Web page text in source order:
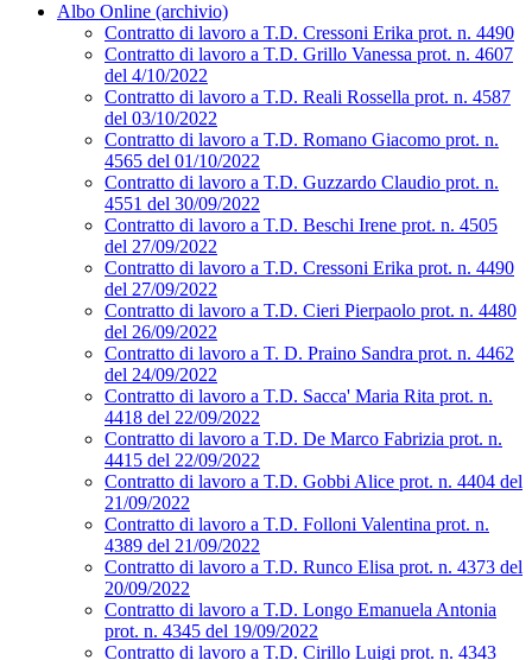
Albo Online (archivio)
Contratto di lavoro a T.D. Cressoni Erika prot. n. 4490
Contratto di lavoro a T.D. Grillo Vanessa prot. n. 4607
del 4/10/2022
Contratto di lavoro a T.D. Reali Rossella prot. n. 4587
del 03/10/2022
Contratto di lavoro a T.D. Romano Giacomo prot. n.
4565 del 01/10/2022
Contratto di lavoro a T.D. Guzzardo Claudio prot. n.
4551 del 30/09/2022
Contratto di lavoro a T.D. Beschi Irene prot. n. 4505
del 27/09/2022
Contratto di lavoro a T.D. Cressoni Erika prot. n. 4490
del 27/09/2022
Contratto di lavoro a T.D. Cieri Pierpaolo prot. n. 4480
del 26/09/2022
Contratto di lavoro a T. D. Praino Sandra prot. n. 4462
del 24/09/2022
Contratto di lavoro a T.D. Sacca' Maria Rita prot. n.
4418 del 22/09/2022
Contratto di lavoro a T.D. De Marco Fabrizia prot. n.
4415 del 22/09/2022
Contratto di lavoro a T.D. Gobbi Alice prot. n. 4404 del
21/09/2022
Contratto di lavoro a T.D. Folloni Valentina prot. n.
4389 del 21/09/2022
Contratto di lavoro a T.D. Runco Elisa prot. n. 4373 del
20/09/2022
Contratto di lavoro a T.D. Longo Emanuela Antonia
prot. n. 4345 del 19/09/2022
Contratto di lavoro a T.D. Cirillo Luigi prot. n. 4343